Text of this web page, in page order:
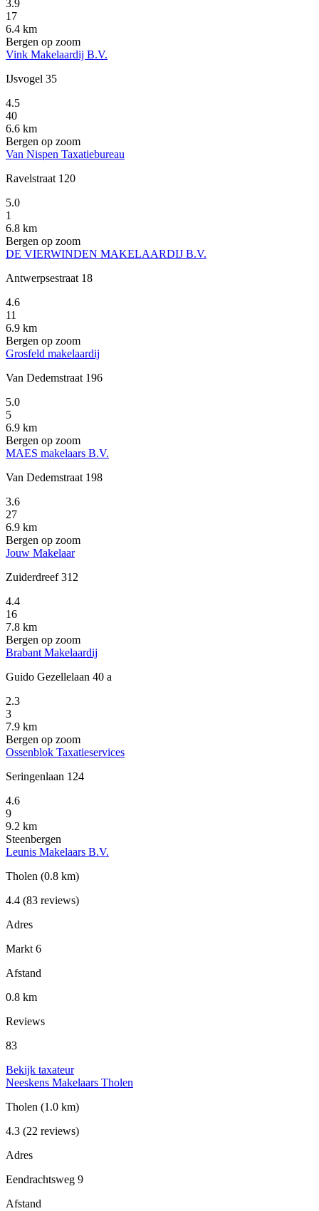
3.9
17
6.4 km
Bergen op zoom
Vink Makelaardij B.V.
IJsvogel 35
4.5
40
6.6 km
Bergen op zoom
Van Nispen Taxatiebureau
Ravelstraat 120
5.0
1
6.8 km
Bergen op zoom
DE VIERWINDEN MAKELAARDIJ B.V.
Antwerpsestraat 18
4.6
11
6.9 km
Bergen op zoom
Grosfeld makelaardij
Van Dedemstraat 196
5.0
5
6.9 km
Bergen op zoom
MAES makelaars B.V.
Van Dedemstraat 198
3.6
27
6.9 km
Bergen op zoom
Jouw Makelaar
Zuiderdreef 312
4.4
16
7.8 km
Bergen op zoom
Brabant Makelaardij
Guido Gezellelaan 40 a
2.3
3
7.9 km
Bergen op zoom
Ossenblok Taxatieservices
Seringenlaan 124
4.6
9
9.2 km
Steenbergen
Leunis Makelaars B.V.
Tholen (0.8 km)
4.4 (83 reviews)
Adres
Markt 6
Afstand
0.8 km
Reviews
83
Bekijk taxateur
Neeskens Makelaars Tholen
Tholen (1.0 km)
4.3 (22 reviews)
Adres
Eendrachtsweg 9
Afstand